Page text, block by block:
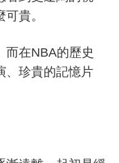
貴。
而在NBA的歷史
、珍貴的記憶片